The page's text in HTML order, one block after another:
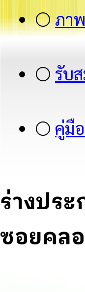
⚪ภา
⚪ รับ
⚪ คู่มื
ร่างปร
ซอยคล